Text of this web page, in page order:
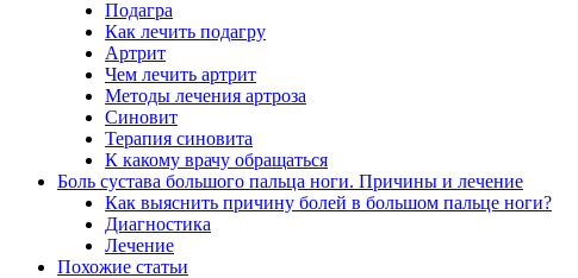
Подагра
Как лечить подагру
Артрит
Чем лечить артрит
Методы лечения артроза
Синовит
Терапия синовита
К какому врачу обращаться
Боль сустава большого пальца ноги. Причины и лечение
Как выяснить причину болей в большом пальце ноги?
Диагностика
Лечение
Похожие статьи